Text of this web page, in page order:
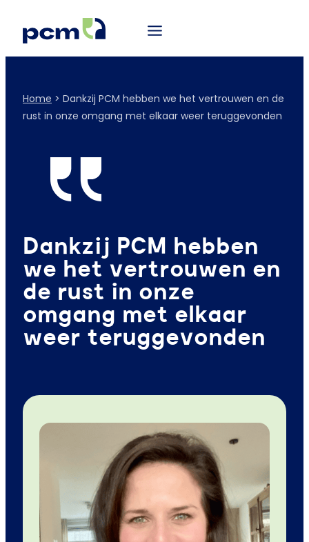
Home > Dankzij PCM hebben we het vertrouwen en de
rust in onze omgang met elkaar weer teruggevonden
Dankzij PCM hebben
we het vertrouwen en
de rust in onze
omgang met elkaar
weer teruggevonden